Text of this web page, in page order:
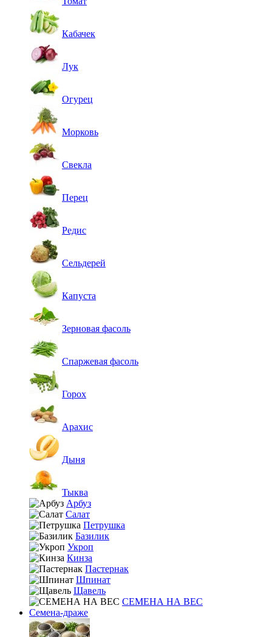
Кабачек
Лук
Огурец
Морковь
Свекла
Перец
Редис
Сельдерей
Капуста
Зерновая фасоль
Спаржевая фасоль
Горох
Арахис
Дыня
Тыква
Арбуз
Салат
Петрушка
Базилик
Укроп
Кинза
Пастернак
Шпинат
Щавель
СЕМЕНА НА ВЕС
Семена-драже